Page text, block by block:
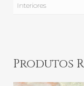
Interiores
Produtos